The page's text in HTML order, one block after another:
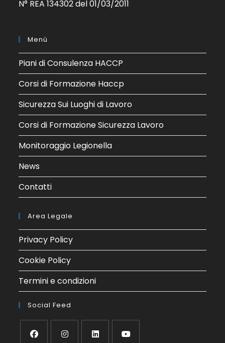
N° REA 134302 del 01/03/2011
Menù
Piani di Consulenza HACCP
Corsi di Formazione Haccp
Sicurezza Sui Luoghi di Lavoro
Corsi di Formazione Sicurezza Lavoro
Monitoraggio Legionella
News
Contatti
Area Legale
Privacy Policy
Cookie Policy
Termini e condizioni
Social Feed